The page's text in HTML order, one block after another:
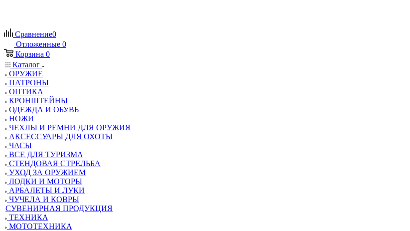
Сравнение0
Отложенные 0
Корзина 0
Каталог
ОРУЖИЕ
ПАТРОНЫ
ОПТИКА
КРОНШТЕЙНЫ
ОДЕЖДА И ОБУВЬ
НОЖИ
ЧЕХЛЫ И РЕМНИ ДЛЯ ОРУЖИЯ
АКСЕССУАРЫ ДЛЯ ОХОТЫ
ЧАСЫ
ВСЕ ДЛЯ ТУРИЗМА
СТЕНДОВАЯ СТРЕЛЬБА
УХОД ЗА ОРУЖИЕМ
ЛОДКИ И МОТОРЫ
АРБАЛЕТЫ И ЛУКИ
ЧУЧЕЛА И КОВРЫ
СУВЕНИРНАЯ ПРОДУКЦИЯ
ТЕХНИКА
МОТОТЕХНИКА